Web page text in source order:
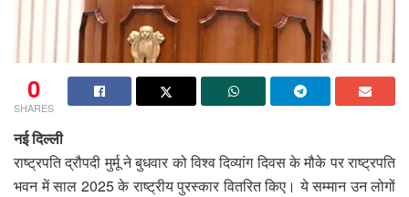
0
SHARES
नई दिल्ली
राष्ट्रपति द्रौपदी मुर्मू ने बुधवार को विश्व दिव्यांग दिवस के मौके पर राष्ट्रपति
भवन में साल 2025 के राष्ट्रीय पुरस्कार वितरित किए। ये सम्मान उन लोगों